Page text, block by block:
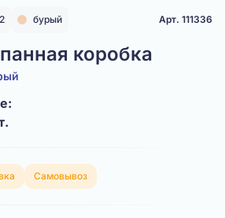
бурый Арт. 111336
коробка
Самовывоз